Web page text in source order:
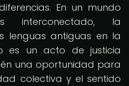
En un mundo
la
lenguas antiguas en la
es un acto de justicia
una oportunidad para
colectiva y el sentido